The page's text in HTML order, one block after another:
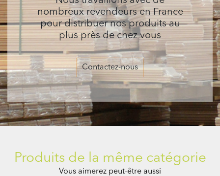
nombreux revendeurs en France
pour distribuer nos produits au
plus près de chez vous
Contactez-nous
Produits de la même catégorie
Vous aimerez peut-être aussi